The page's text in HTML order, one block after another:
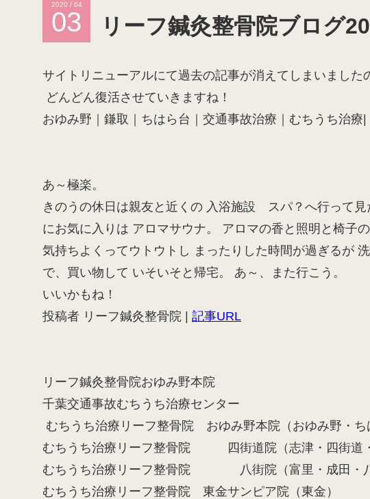
リーフ鍼灸整骨院ブログ
2020 / 04
03
サイトリニューアルにて過去の記事が消えてしまいました
どんどん復活させていきますね！
おゆみ野｜鎌取｜ちはら台｜交通事故治療｜むちうち治療|
あ～極楽。
きのうの休日は親友と近くの 入浴施設 スパ？へ行って見
にお気に入りは アロマサウナ。 アロマの香と照明と椅子
気持ちよくってウトウトし まったりした時間が過ぎるが
で、買い物して いそいそと帰宅。 あ～、また
いいかもね！
投稿者 リーフ鍼灸整骨院 | 記事URL
リーフ鍼灸整骨院おゆみ野本院
千葉交通事故むちうち治療センター
むちうち治療リーフ整骨院 おゆみ野本院（おゆみ野・
むちうち治療リーフ整骨院 四街道院（志津・四街
むちうち治療リーフ整骨院 八街院（富里・成
むちうち治療リーフ整骨院 東金サンピア院（